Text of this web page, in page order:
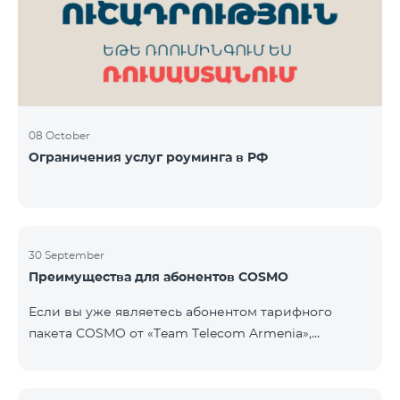
Фиксированная телефония: 180 минут на звонки
внутри фиксированной сети Team Телевизионная
08 October
Ограничения услуг роуминга в РФ
30 September
Преимущества для абонентов COSMO
Если вы уже являетесь абонентом тарифного
пакета COSMO от «Team Telecom Armenia»,